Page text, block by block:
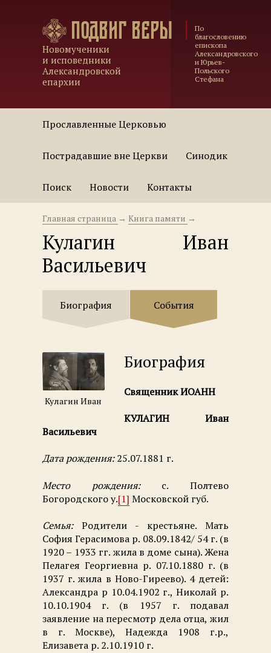
Подвиг веры
Новомученики
и исповедники
Александровской
епархии
По
благословению
епископа
Александровского
и Юрьев-
Польского
Стефана
Прославленные Церковью
Пострадавшие вне Церкви Синодик
Поиск Новости Контакты
Главная страница → Книга памяти →
Кулагин Иван
Васильевич
Биография События
Кулагин Иван
Биография
Священник ИОАНН
КУЛАГИН Иван
Васильевич
Дата рождения:25.07.1881 г.
Место рождения: с. Полтево
Богородского у.[1] Московской губ.
Семья:Родители - крестьяне. Мать
София Герасимова р. 08.09.1842/ 54 г. (в
1920 – 1933 гг. жила в доме сына). Жена
Пелагея Георгиевна р. 07.10.1880 г. (в
1937 г. жила в Ново-Гиреево). 4 детей:
Александра р 10.04.1902 г., Николай р.
10.10.1904 г. (в 1957 г. подавал
заявление на пересмотр дела отца, жил
в г. Москве), Надежда 1908 г.р.,
Елизавета р. 2.10.1910 г.